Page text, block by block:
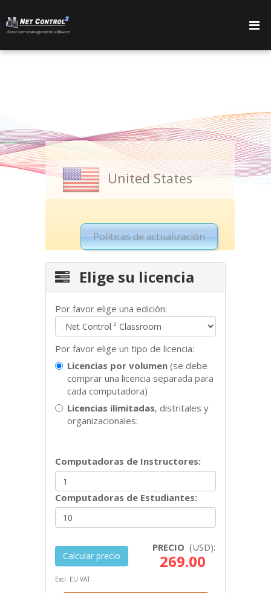
сlassroom management software
FUNCIONES
DESCARGAS
United States
Políticas de actualización
Elige su licencia
Por favor elige una edición:
Por favor elige un tipo de licencia:
Licencias por volumen (se debe
comprar una licencia separada para
cada computadora)
Licencias ilimitadas, distritales y
organizacionales:
Computadoras de Instructores:
Computadoras de Estudiantes:
Calcular precio
PRECIO (USD):
269.00
Excl. EU VAT